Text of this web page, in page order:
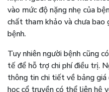
vào mức độ nặng nhẹ của
chất tham khảo và chưa
bệnh.
Tuy nhiên người bệnh cũng
tế để hỗ trợ chi phí điều trị.
thông tin chi tiết về bảng giá
học cổ truyền có thể liên hệ